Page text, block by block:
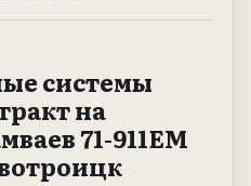
системы
на
71-911ЕМ